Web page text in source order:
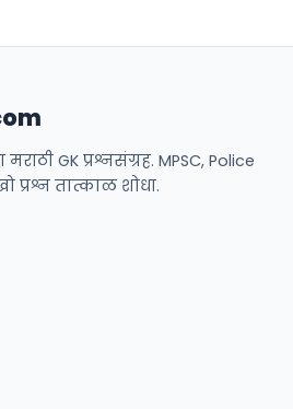
मराठी GK प्रश्नसंग्रह. MPSC, Police
प्रश्न तात्काळ शोधा.